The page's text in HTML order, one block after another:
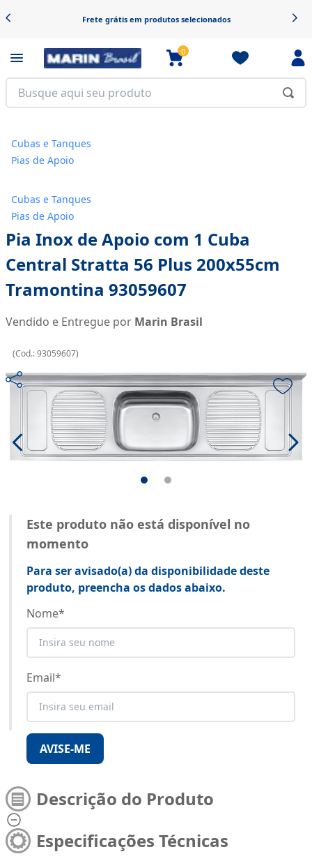
Frete grátis em produtos selecionados
0
Cubas e Tanques
Pias de Apoio
Cubas e Tanques
Pias de Apoio
Pia Inox de Apoio com 1 Cuba
Central Stratta 56 Plus 200x55cm
Tramontina 93059607
Vendido e Entregue por Marin Brasil
(Cod.:93059607)
Este produto não está disponível no
momento
Para ser avisado(a) da disponibilidade deste
produto, preencha os dados abaixo.
Nome*
Email*
AVISE-ME
Descrição do Produto
Especificações Técnicas